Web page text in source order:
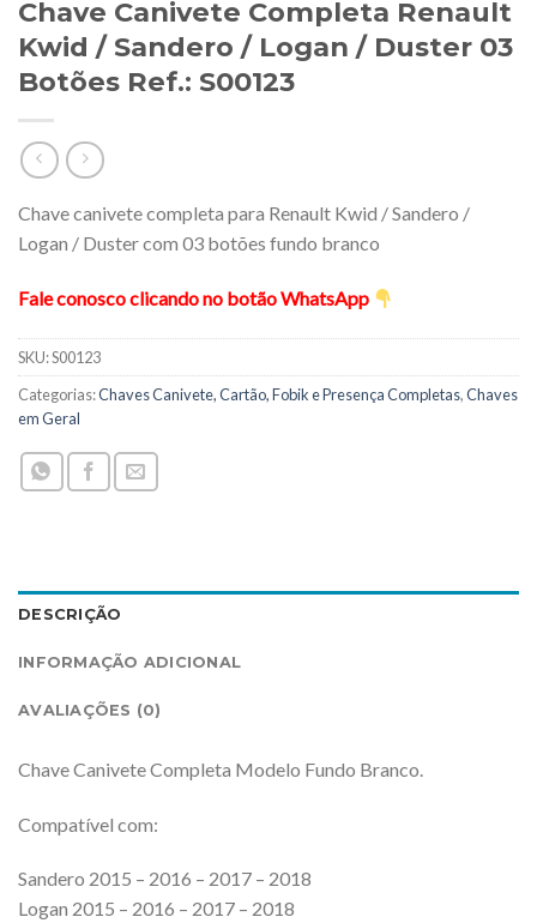
Chave Canivete Completa Renault
Kwid / Sandero / Logan / Duster 03
Botões Ref.: S00123
Chave canivete completa para Renault Kwid / Sandero /
Logan / Duster com 03 botões fundo branco
Fale conosco clicando no botão WhatsApp
SKU:S00123
Categorias:Chaves Canivete, Cartão, Fobik e Presença Completas,Chaves
em Geral
DESCRIÇÃO
INFORMAÇÃO ADICIONAL
AVALIAÇÕES (0)
Chave Canivete Completa Modelo Fundo Branco.
Compatível com:
Sandero 2015 – 2016 – 2017 – 2018
Logan 2015 – 2016 – 2017 – 2018